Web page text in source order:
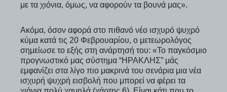
με τα χιόνια, όμως, να αφορούν τα βουνά μας».
Ακόμα, όσον αφορά στο πιθανό νέο ισχυρό ψυχρό
κύμα κατά τις 20 Φεβρουαρίου, ο μετεωρολόγος
σημείωσε το εξής στη ανάρτησή του: «Το παγκόσμιο
προγνωστικό μας σύστημα “ΗΡΑΚΛΗΣ” μάς
εμφανίζει στα λίγο πιο μακρινά του σενάρια μια νέα
ισχυρή ψυχρή εισβολή που μπορεί να φέρει τα